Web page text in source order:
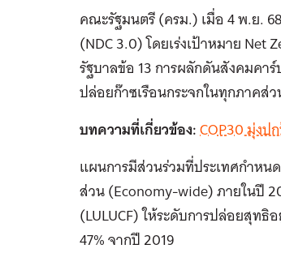
คณะรัฐมนตรี (ครม.) เมื่อ 4 พ.ย.
(NDC 3.0) โดยเร่งเป้าหมาย Net
รัฐบาลข้อ 13 การผลักดันสังคมคา
ปล่อยก๊าซเรือนกระจกในทุกภาค
บทความที่เกี่ยวข้อง:COP30 มุ่งป
แผนการมีส่วนร่วมที่ประเทศกำหน
ส่วน (Economy-wide) ภายในปี
(LULUCF) ให้ระดับการปล่อยสุท
47% จากปี 2019